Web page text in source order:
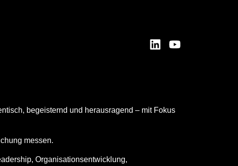
begeisternd und herausragend – mit Fokus
messen.
Organisationsentwicklung,